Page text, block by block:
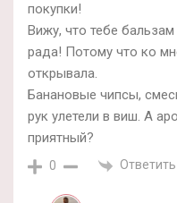
покупки!
Вижу, что тебе
рада! Потому что ко
открывала.
Банановые чипсы,
рук улетели в виш. А
приятный?
0 Ответить